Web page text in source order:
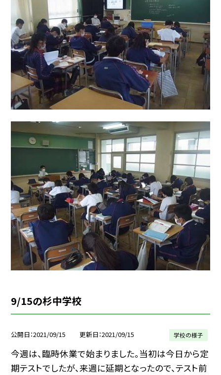
9/15の杉中学校
公開日 2021/09/15 更新日 2021/09/15 学校の様子
今週は、臨時休業で始まりました。当初は今日から定
期テストでしたが、来週に延期となったので、テスト前